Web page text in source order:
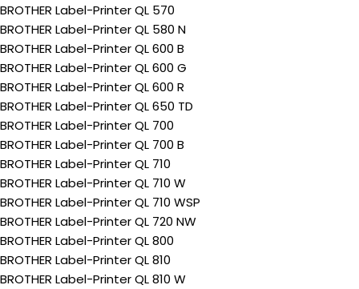
BROTHER Label-Printer QL 570
BROTHER Label-Printer QL 580 N
BROTHER Label-Printer QL 600 B
BROTHER Label-Printer QL 600 G
BROTHER Label-Printer QL 600 R
BROTHER Label-Printer QL 650 TD
BROTHER Label-Printer QL 700
BROTHER Label-Printer QL 700 B
BROTHER Label-Printer QL 710
BROTHER Label-Printer QL 710 W
BROTHER Label-Printer QL 710 WSP
BROTHER Label-Printer QL 720 NW
BROTHER Label-Printer QL 800
BROTHER Label-Printer QL 810
BROTHER Label-Printer QL 810 W